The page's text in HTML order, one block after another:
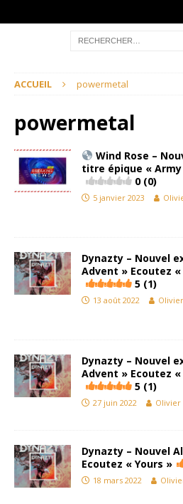
ACCUEIL powermetal
powermetal
Wind Rose –
titre épique « Army
0 (0)
5 janvier 2023
Dynazty – Nouvel
Advent » Ecoutez
5 (1)
13 août 2022 Olivier
Dynazty – Nouvel
Advent » Ecoutez
5 (1)
27 juin 2022 Olivier
Dynazty – Nouvel
Ecoutez « Yours »
18 mars 2022